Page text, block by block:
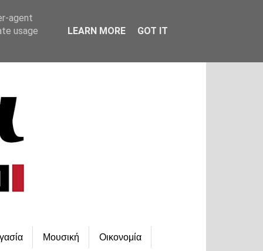
Μουσική Οικονομία
agent
usage
LEARN MORE GOT IT